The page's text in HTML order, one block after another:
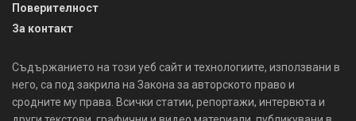
Поверителност
За контакт
Съдържанието на този уеб сайт и технологиите, използвани в
него, са под закрила на Закона за авторското право и
сродните му права. Всички статии, репортажи, интервюта и